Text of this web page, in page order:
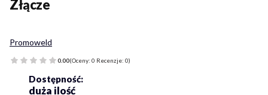
Promoweld
Złącze
0.00(Oceny: 0 Recenzje: 0)
Dostępność:
duża ilość